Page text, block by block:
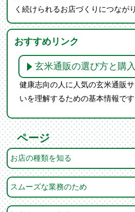
く続けられるお店づくりにつなが
おすすめリンク
玄米通販の選び方と購
健康志向の人に人気の玄米通販
いを理解するための基本情報です
ページ
お店の種類を知る
スムーズな業務のため